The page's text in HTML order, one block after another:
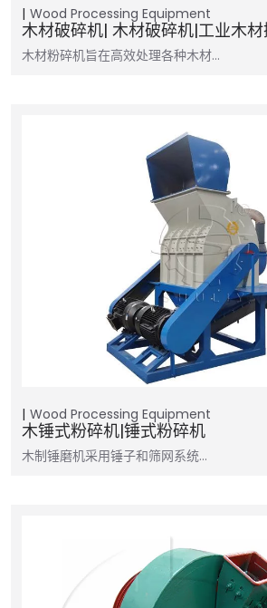
Wood Processing Equipment
木材破碎机| 木材破碎机|工业木
木材粉碎机旨在高效处理各种木材…
Wood Processing Equipment
木锤式粉碎机|锤式粉碎机
木制锤磨机采用锤子和筛网系统…